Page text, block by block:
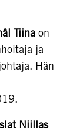
Tiina on
ja
Hän
Niillas